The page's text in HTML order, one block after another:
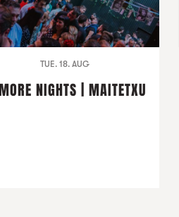
TUE. 18. AUG
NIGHTS | MAITETXU